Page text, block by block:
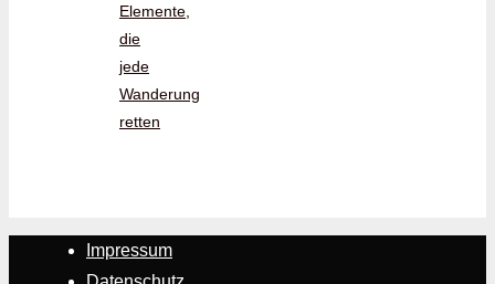
Elemente,
die
jede
Wanderung
retten
Impressum